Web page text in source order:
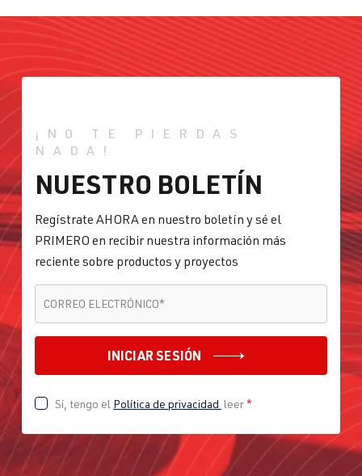
¡NO TE PIERDAS
NADA!
NUESTRO BOLETÍN
Regístrate AHORA en nuestro boletín y sé el
PRIMERO en recibir nuestra información más
reciente sobre productos y proyectos
CORREO ELECTRÓNICO*
INICIAR SESIÓN
Sí, tengo el Política de privacidad leer*